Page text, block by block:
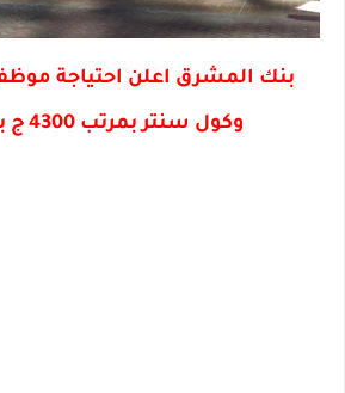
بنك المشرق اعلن احتياجة
وكول سنتر بمرتب 4300 ج بعقد ثابت